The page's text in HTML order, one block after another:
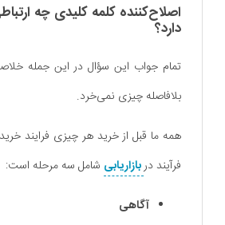
اصلاح‌کننده‌ کلمه کلیدی چه
دارد؟
تمام جواب این سؤال در این جمله
بلافاصله چیزی نمی‌خرد.
همه ما قبل از خرید هر چیزی فرایند
فرآیند دربازاریابی شامل سه مرحله است:
آگاهی